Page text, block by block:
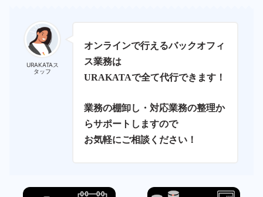
URAKATAス
タッフ
オンラインで行えるバックオフィ
ス業務は
URAKATAで全て代行できます！
業務の棚卸し・対応業務の整理か
らサポートしますので
お気軽にご相談ください！